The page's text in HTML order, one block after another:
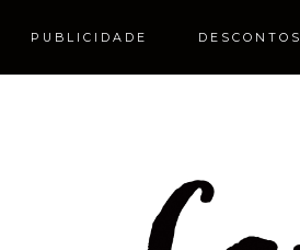
PUBLICIDADE DESCONTOS